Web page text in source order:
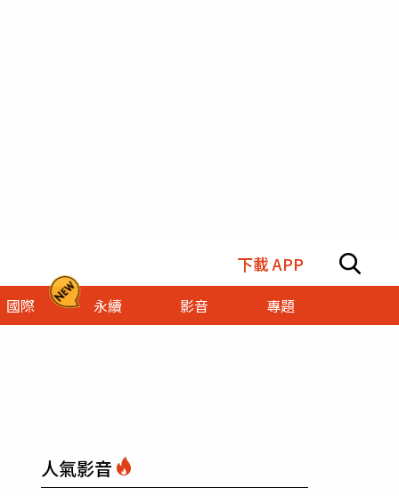
下載 APP
國際 永續 影音
專題
人氣影音